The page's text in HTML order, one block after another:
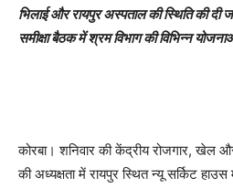
भिलाई और रायपुर अस्पताल की स्थिति की दी
समीक्षा बैठक में श्रम विभाग की विभिन्न
कोरबा। शनिवार की केंद्रीय रोजगार, खेल
की अध्यक्षता में रायपुर स्थित न्यू सर्किट हाउस